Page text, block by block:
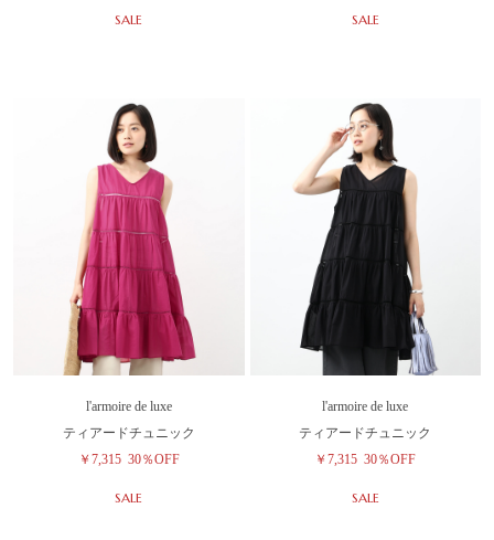
SALE SALE
l'armoire de luxe
ティアードチュニック
￥7,315 30％OFF
SALE
l'armoire de luxe
ティアードチュニック
￥7,315 30％OFF
SALE